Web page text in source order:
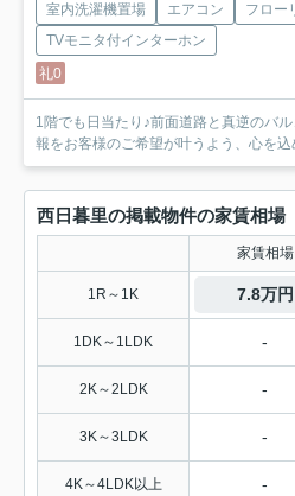
室内洗濯機置場 エアコン フロー
TVモニタ付インターホン
礼0
1階でも日当たり♪前面道路と真逆のバ
報をお客様のご希望が叶うよう、心を
西日暮里の掲載物件の家賃相場
家賃相場
1R～1K 7.8万円
1DK～1LDK -
2K～2LDK -
3K～3LDK -
4K～4LDK以上 -